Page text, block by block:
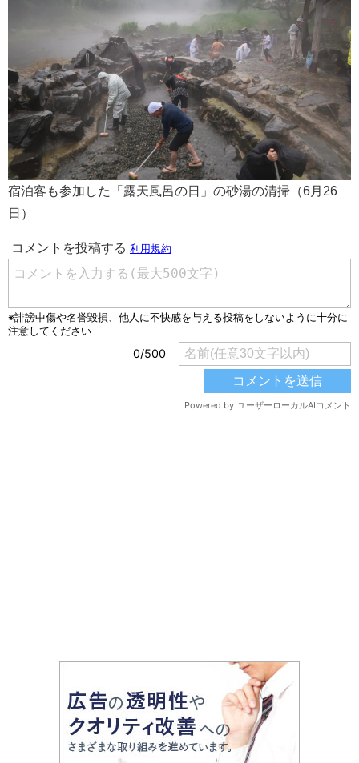
宿泊客も参加した「露天風呂の日」の砂湯の清掃（6月26
日）